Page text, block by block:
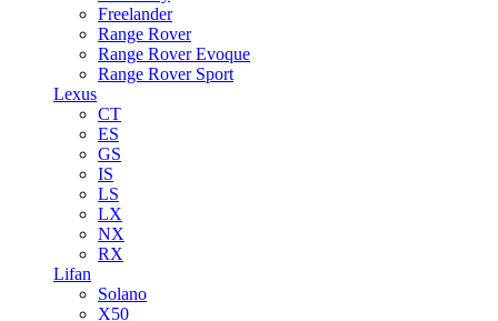
Freelander
Range Rover
Range Rover Evoque
Range Rover Sport
Lexus
CT
ES
GS
IS
LS
LX
NX
RX
Lifan
Solano
X50